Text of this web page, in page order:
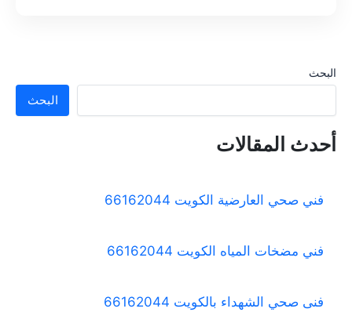
البحث
البحث
أحدث المقالات
فني صحي العارضية الكويت 66162044
فني مضخات المياه الكويت 66162044
فنى صحي الشهداء بالكويت 66162044